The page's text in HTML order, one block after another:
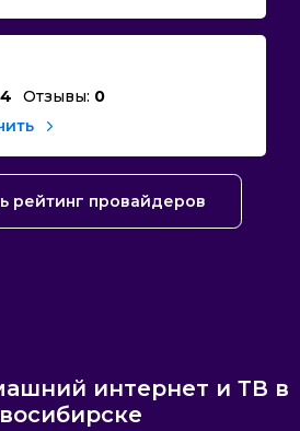
4 Отзывы: 0
рейтинг провайдеров
интернет и ТВ в